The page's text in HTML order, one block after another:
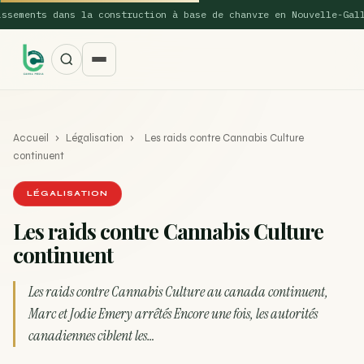
dans la construction à base de chanvre en Nouvelle-Galles
SUGGESTIONS POPULAIRES
Une nouvelle étude montre que la vaporisation du
cannabis réduit de 99…
La recette du Space Cake RECETTE
Accueil › Légalisation ›
Les raids contre Cannabis Culture
continuent
LÉGALISATION
Les raids contre Cannabis Culture
continuent
Les raids contre Cannabis Culture au canada continuent,
Marc et Jodie Emery arrêtés Encore une fois, les autorités
canadiennes ciblent les…